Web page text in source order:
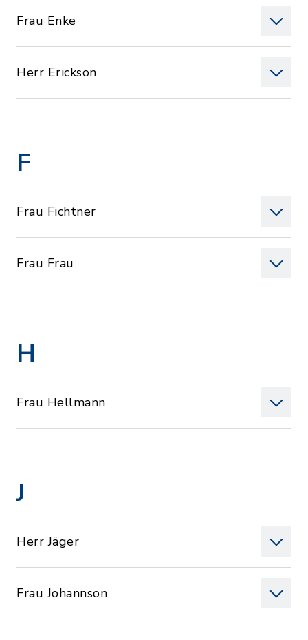
Frau Enke
Herr Erickson
F
Frau Fichtner
Frau Frau
H
Frau Hellmann
J
Herr Jäger
Frau Johannson